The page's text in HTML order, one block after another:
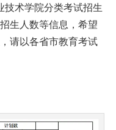
术学院分类考试招生
生人数等信息，希望
请以各省市教育考试